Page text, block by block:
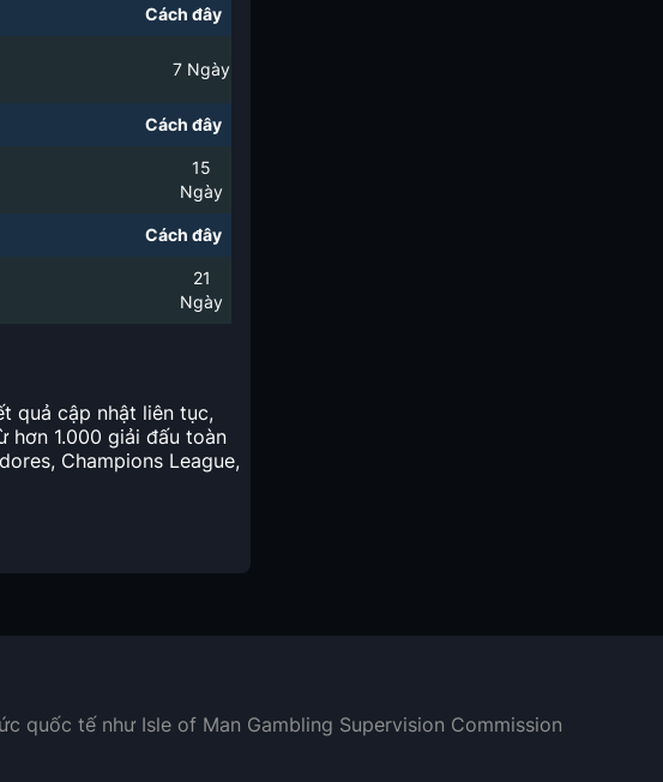
Cách đây
7 Ngày
Cách đây
15
Ngày
Cách đây
21
Ngày
quả cập nhật liên tục,
1.000 giải đấu toàn
Champions League,
quốc tế như Isle of Man Gambling Supervision Commission